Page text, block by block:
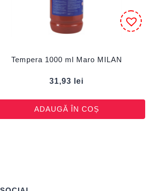
Tempera 1000 ml Maro MILAN
31,93 lei
ADAUGĂ ÎN COȘ